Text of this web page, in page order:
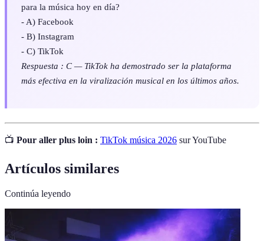
para la música hoy en día?
- A) Facebook
- B) Instagram
- C) TikTok
Respuesta : C — TikTok ha demostrado ser la plataforma
más efectiva en la viralización musical en los últimos años.
📺 Pour aller plus loin : TikTok música 2026 sur YouTube
Artículos similares
Continúa leyendo